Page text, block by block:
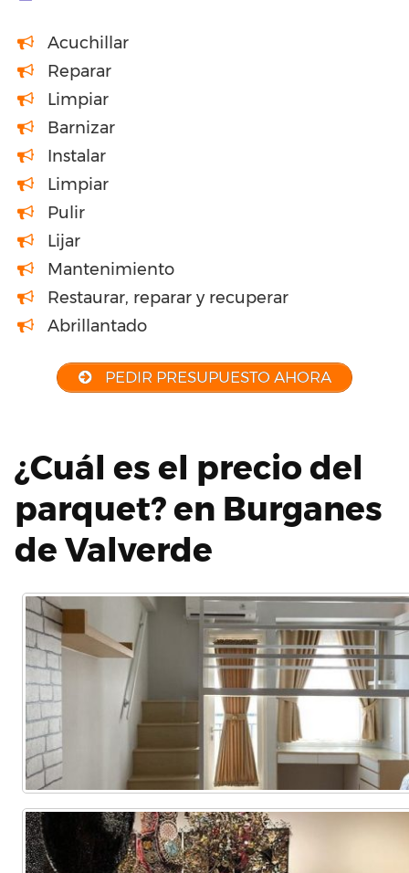
Acuchillar
Reparar
Limpiar
Barnizar
Instalar
Limpiar
Pulir
Lijar
Mantenimiento
Restaurar, reparar y recuperar
Abrillantado
PEDIR PRESUPUESTO AHORA
¿Cuál es el precio del
parquet? en Burganes
de Valverde